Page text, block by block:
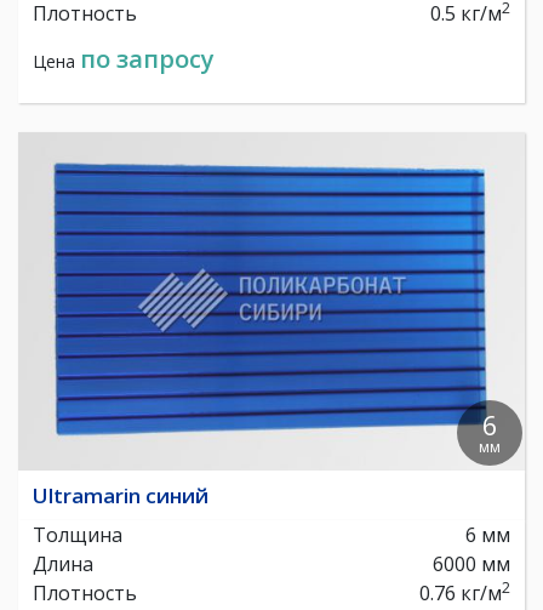
Плотность
0.5 кг/м2
Цена по запросу
6
мм
Ultramarin синий
Толщина
6 мм
Длина
6000 мм
Плотность
0.76 кг/м2